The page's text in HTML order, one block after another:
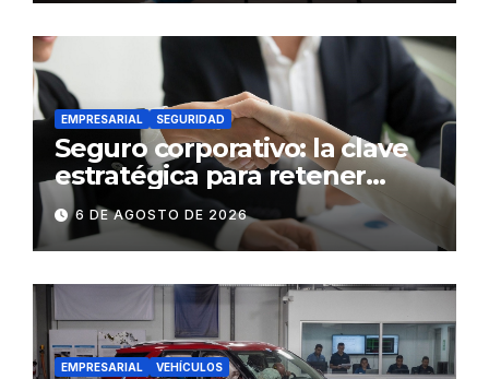
EMPRESARIAL SEGURIDAD
Seguro corporativo: la clave
estratégica para retener
talento en Ecuador
6 DE AGOSTO DE 2026
EMPRESARIAL VEHÍCULOS